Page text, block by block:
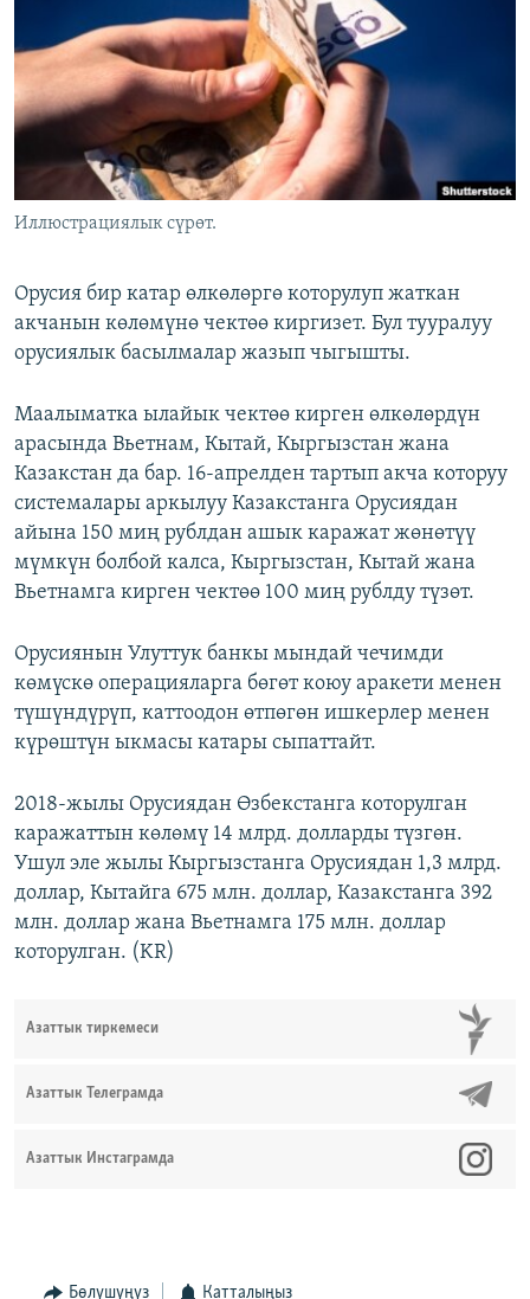
ЭЖЕ-СИҢДИЛЕР
АЗАТТЫК+
ЫҢГАЙСЫЗ СУРООЛОР
ОНЛАЙН ШЕРИНЕ
ЭЕ/АРнун бардык сайттары
Иллюстрациялык сүрөт.
Орусия бир катар өлкөлөргө которулуп жаткан
акчанын көлөмүнө чектөө киргизет. Бул тууралуу
орусиялык басылмалар жазып чыгышты.
Маалыматка ылайык чектөө кирген өлкөлөрдүн
арасында Вьетнам, Кытай, Кыргызстан жана
Казакстан да бар. 16-апрелден тартып акча которуу
системалары аркылуу Казакстанга Орусиядан
айына 150 миң рублдан ашык каражат жөнөтүү
мүмкүн болбой калса, Кыргызстан, Кытай жана
Вьетнамга кирген чектөө 100 миң рублду түзөт.
Орусиянын Улуттук банкы мындай чечимди
көмүскө операцияларга бөгөт коюу аракети менен
түшүндүрүп, каттоодон өтпөгөн ишкерлер менен
күрөштүн ыкмасы катары сыпаттайт.
2018-жылы Орусиядан Өзбекстанга которулган
каражаттын көлөмү 14 млрд. долларды түзгөн.
Ушул эле жылы Кыргызстанга Орусиядан 1,3 млрд.
доллар, Кытайга 675 млн. доллар, Казакстанга 392
млн. доллар жана Вьетнамга 175 млн. доллар
которулган. (KR)
Азаттык тиркемеси
Азаттык Телеграмда
Азаттык Инстаграмда
Бөлүшүңүз Катталыңыз